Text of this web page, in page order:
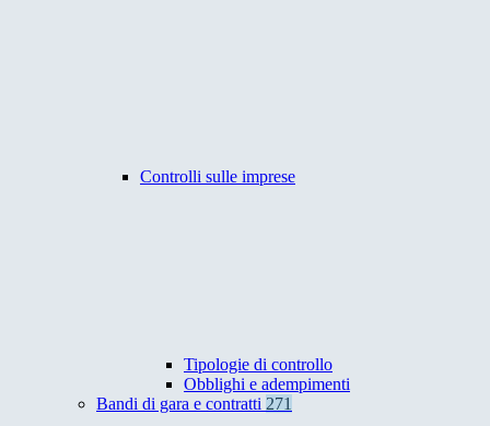
Controlli sulle imprese
Tipologie di controllo
Obblighi e adempimenti
Bandi di gara e contratti 271